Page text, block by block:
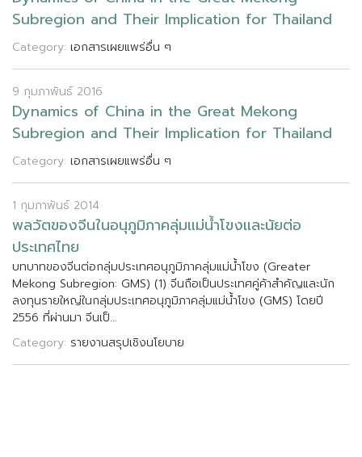
Subregion and Their Implication for Thailand
Category: เอกสารเผยแพร่อื่น ๆ
9 กุมภาพันธ์ 2016
Dynamics of China in the Great Mekong
Subregion and Their Implication for Thailand
Category: เอกสารเผยแพร่อื่น ๆ
1 กุมภาพันธ์ 2014
พลวตของจนในอนภมภาคลมแมนาโขงและนยตอ
ประเทศไทย
บทบาทของจนตอกลมประเทศอนภมภาคลมแมนโขง (Greater
Mekong Subregion: GMS) (1) จนถอเปนประเทศคคาสคญและนก
ลงทนรายใหญในกลมประเทศอนภมภาคลมแมนโขง (GMS) โดยป
2556 ทผานมา จนเป...
Category: รายงานสรุปเชิงนโยบาย